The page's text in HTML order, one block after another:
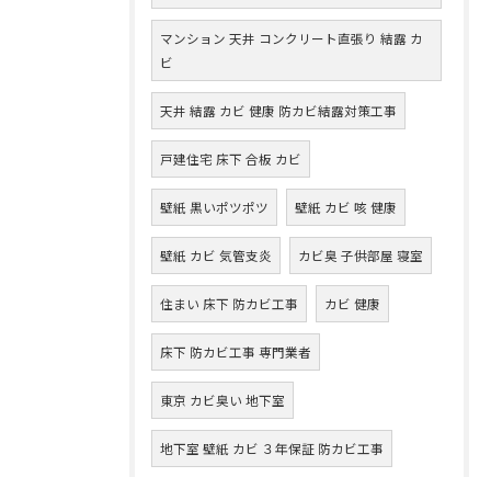
マンション 天井 コンクリート直張り 結露 カ
ビ
天井 結露 カビ 健康 防カビ結露対策工事
戸建住宅 床下 合板 カビ
壁紙 黒いポツポツ 壁紙 カビ 咳 健康
壁紙 カビ 気管支炎 カビ臭 子供部屋 寝室
住まい 床下 防カビ工事 カビ 健康
床下 防カビ工事 専門業者
東京 カビ臭い 地下室
地下室 壁紙 カビ ３年保証 防カビ工事